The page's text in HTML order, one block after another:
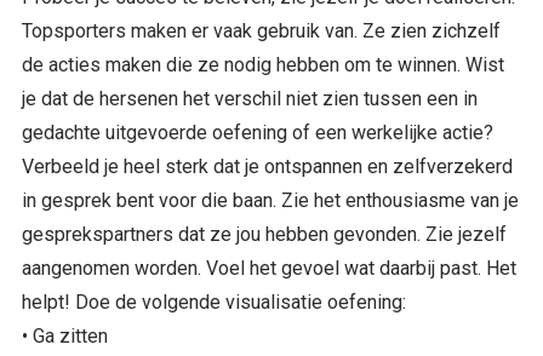
Topsporters maken er vaak gebruik van. Ze zien zichzelf
de acties maken die ze nodig hebben om te winnen. Wist
je dat de hersenen het verschil niet zien tussen een in
gedachte uitgevoerde oefening of een werkelijke actie?
Verbeeld je heel sterk dat je ontspannen en zelfverzekerd
in gesprek bent voor die baan. Zie het enthousiasme van je
gesprekspartners dat ze jou hebben gevonden. Zie jezelf
aangenomen worden. Voel het gevoel wat daarbij past. Het
helpt! Doe de volgende visualisatie oefening:
• Ga zitten